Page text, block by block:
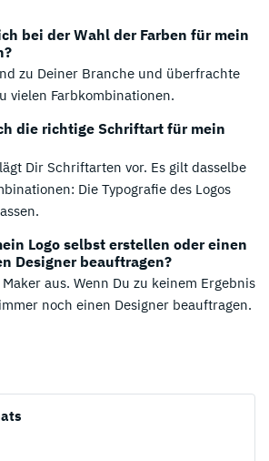
bei der Wahl der Farben für mein
zu Deiner Branche und überfrachte
vielen Farbkombinationen.
die richtige Schriftart für mein
Dir Schriftarten vor. Es gilt dasselbe
Die Typografie des Logos
Logo selbst erstellen oder einen
Designer beauftragen?
aus. Wenn Du zu keinem Ergebnis
noch einen Designer beauftragen.